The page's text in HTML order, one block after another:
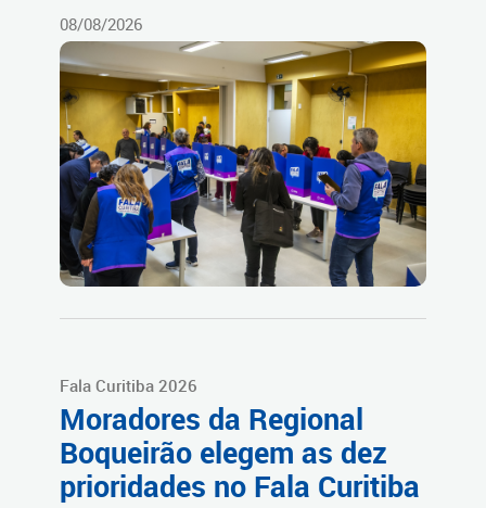
08/08/2026
Fala Curitiba 2026
Moradores da Regional
Boqueirão elegem as dez
prioridades no Fala Curitiba